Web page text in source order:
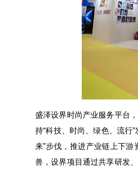
盛泽设界时尚产业服务平台
持“科技、时尚、绿色、流行
来”步伐，推进产业链上下
兽，设界项目通过共享研发